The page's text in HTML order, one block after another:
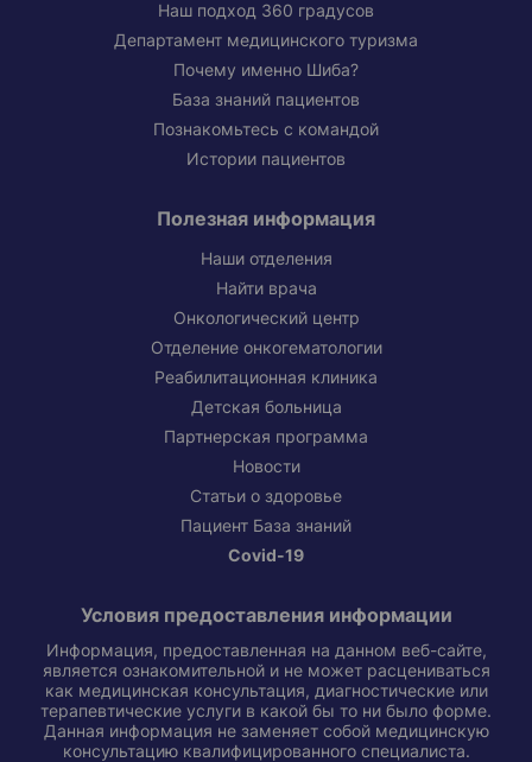
Наш подход 360 градусов
Департамент медицинского туризма
Почему именно Шиба?
База знаний пациентов
Познакомьтесь с командой
Истории пациентов
Полезная информация
Наши отделения
Найти врача
Онкологический центр
Отделение онкогематологии
Реабилитационная клиника
Детская больница
Партнерская программа
Новости
Статьи о здоровье
Пациент База знаний
Covid-19
Условия предоставления информации
Информация, предоставленная на данном веб-сайте,
является ознакомительной и не может расцениваться
как медицинская консультация, диагностические или
терапевтические услуги в какой бы то ни было форме.
Данная информация не заменяет собой медицинскую
консультацию квалифицированного специалиста.